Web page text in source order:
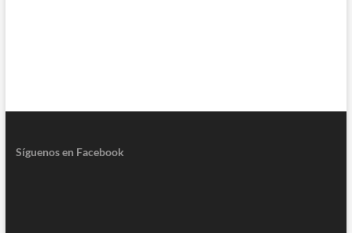
Síguenos en Facebook